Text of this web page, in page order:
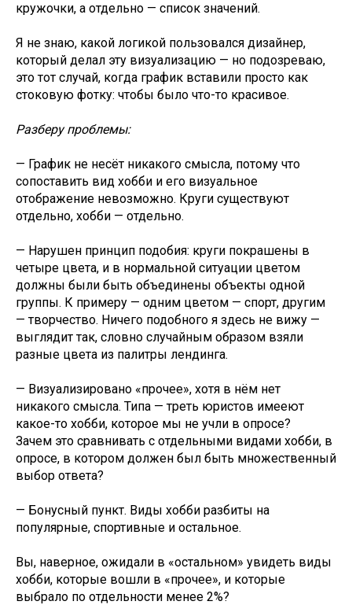
кружочки, а отдельно — список значений.
Я не знаю, какой логикой пользовался дизайнер,
который делал эту визуализацию — но подозреваю,
это тот случай, когда график вставили просто как
стоковую фотку: чтобы было что-то красивое.
Разберу проблемы:
— График не несёт никакого смысла, потому что
сопоставить вид хобби и его визуальное
отображение невозможно. Круги существуют
отдельно, хобби — отдельно.
— Нарушен принцип подобия: круги покрашены в
четыре цвета, и в нормальной ситуации цветом
должны были быть объединены объекты одной
группы. К примеру — одним цветом — спорт, другим
— творчество. Ничего подобного я здесь не вижу —
выглядит так, словно случайным образом взяли
разные цвета из палитры лендинга.
— Визуализировано «прочее», хотя в нём нет
никакого смысла. Типа — треть юристов имееют
какое-то хобби, которое мы не учли в опросе?
Зачем это сравнивать с отдельными видами хобби, в
опросе, в котором должен был быть множественный
выбор ответа?
— Бонусный пункт. Виды хобби разбиты на
популярные, спортивные и остальное.
Вы, наверное, ожидали в «остальном» увидеть виды
хобби, которые вошли в «прочее», и которые
выбрало по отдельности менее 2%?